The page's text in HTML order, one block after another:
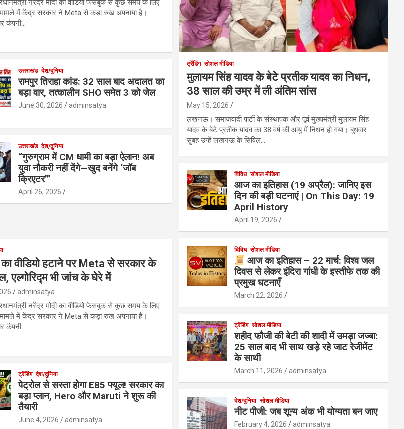
नरेंद्र मोदी का वीडियो फेसबुक से कुछ समय के लिए
में केंद्र सरकार ने Meta से कड़ा रुख अपनाया है।
कंपनी…
उत्तराखंड देश/दुनिया
रामपुर तिराहा कांड: 32 साल बाद अदालत का
बड़ा वार, तत्कालीन SHO समेत 3 को जेल
June 30, 2026 adminsatya
उत्तराखंड देश/दुनिया
“गुरुग्राम में CM धामी का बड़ा ऐलान! अब
युवा नौकरी नहीं देंगे—खुद बनेंगे ‘जॉब
क्रिएटर’”
April 26, 2026
का वीडियो हटाने पर Meta से सरकार के
एल्गोरिद्म भी जांच के घेरे में
adminsatya
नरेंद्र मोदी का वीडियो फेसबुक से कुछ समय के लिए
में केंद्र सरकार ने Meta से कड़ा रुख अपनाया है।
कंपनी…
ट्रेंडिंग देश/दुनिया
पेट्रोल से सस्ता होगा E85 फ्यूल! सरकार का
बड़ा प्लान, Hero और Maruti ने शुरू की
तैयारी
June 4, 2026 adminsatya
ट्रेंडिंग सोशल मीडिया
मुलायम सिंह यादव के बेटे प्रतीक यादव का निधन,
38 साल की उम्र में ली अंतिम सांस
May 15, 2026
लखनऊ। समाजवादी पार्टी के संस्थापक और पूर्व मुख्यमंत्री मुलायम सिंह
यादव के बेटे प्रतीक यादव का 38 वर्ष की आयु में निधन हो गया। बुधवार
सुबह उन्हें लखनऊ के सिविल…
विविध सोशल मीडिया
आज का इतिहास (19 अप्रैल): जानिए इस
दिन की बड़ी घटनाएं | On This Day: 19
April History
April 19, 2026
विविध सोशल मीडिया
आज का इतिहास – 22 मार्च: विश्व जल
दिवस से लेकर इंदिरा गांधी के इस्तीफे तक की
प्रमुख घटनाएँ
March 22, 2026
ट्रेंडिंग सोशल मीडिया
शहीद फौजी की बेटी की शादी में उमड़ा जज्बा:
25 साल बाद भी साथ खड़े रहे जाट रेजीमेंट
के साथी
March 11, 2026 adminsatya
देश/दुनिया सोशल मीडिया
नीट पीजी: जब शून्य अंक भी योग्यता बन जाए
February 4, 2026 adminsatya